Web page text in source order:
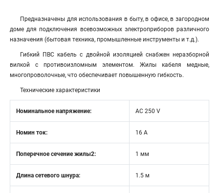
Предназначены для использования в быту, в офисе, в загородном
доме для подключения всевозможных электроприборов различного
назначения (бытовая техника, промышленные инструменты и т.д.).
Гибкий ПВС кабель с двойной изоляцией снабжен неразборной
вилкой с противоизломным элементом. Жилы кабеля медные,
многопроволочные, что обеспечивает повышенную гибкость.
Технические характеристики
Номинальное напряжение: AC 250 V
Номин ток: 16 А
Поперечное сечение жилы2: 1 мм
Длина сетевого шнура: 1.5 м